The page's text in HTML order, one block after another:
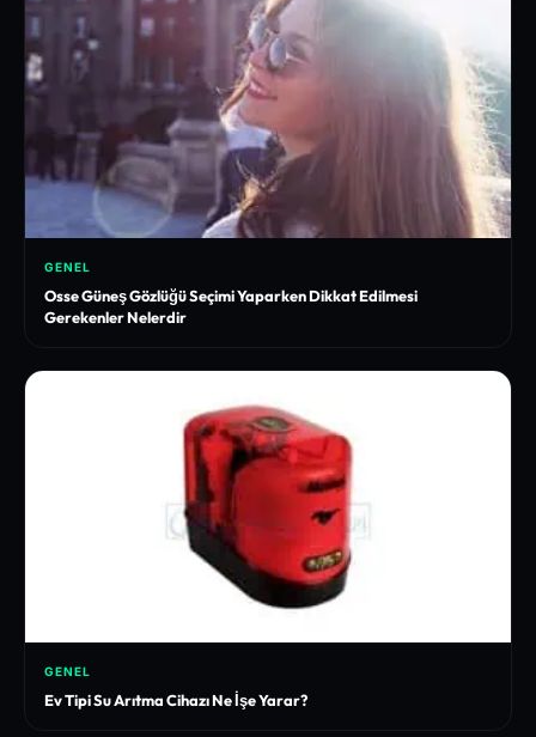
GENEL
Osse Güneş Gözlüğü Seçimi Yaparken Dikkat Edilmesi
Gerekenler Nelerdir
GENEL
Ev Tipi Su Arıtma Cihazı Ne İşe Yarar?